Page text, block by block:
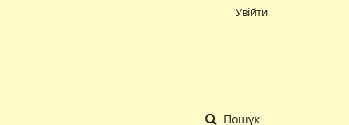
Пошук
Увійти